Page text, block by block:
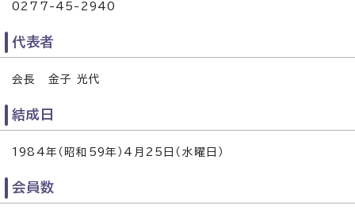
0277-45-2940
代表者
会長 金子 光代
結成日
1984年（昭和59年）4月25日（水曜日）
会員数